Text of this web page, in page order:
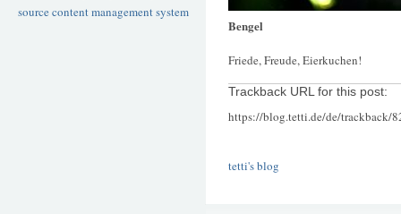
Bengel
Friede, Freude, Eierkuchen!
Trackback URL for this post:
https://blog.tetti.de/de/trackback/
tetti's blog